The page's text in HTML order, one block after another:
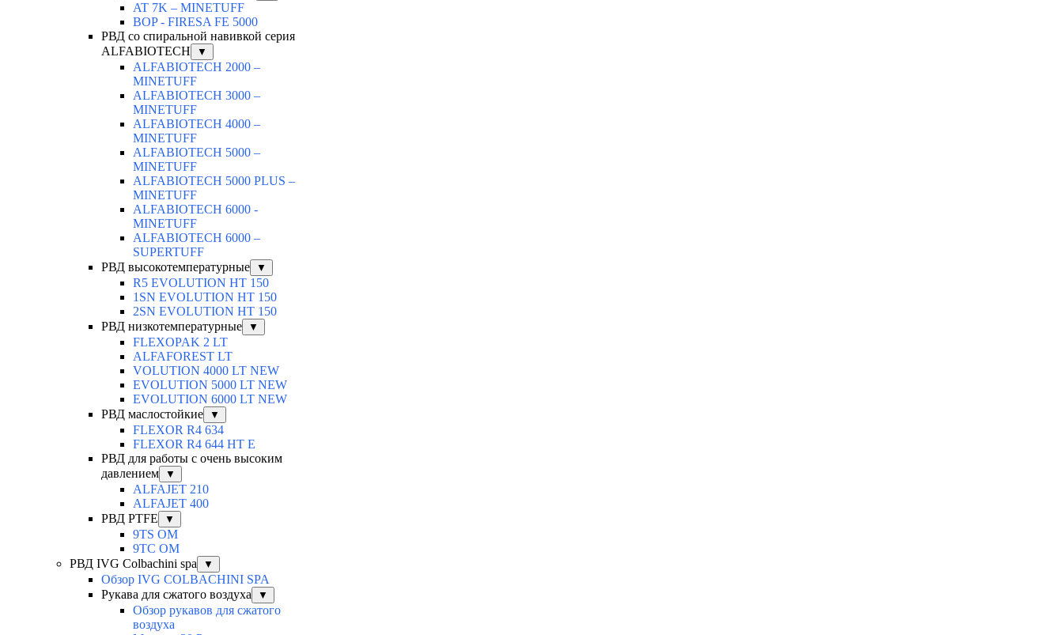
AT 7K – MINETUFF
BOP - FIRESA FE 5000
РВД со спиральной навивкой серия
ALFABIOTECH
▼
ALFABIOTECH 2000 –
MINETUFF
ALFABIOTECH 3000 –
MINETUFF
ALFABIOTECH 4000 –
MINETUFF
ALFABIOTECH 5000 –
MINETUFF
ALFABIOTECH 5000 PLUS –
MINETUFF
ALFABIOTECH 6000 -
MINETUFF
ALFABIOTECH 6000 –
SUPERTUFF
РВД высокотемпературные
▼
R5 EVOLUTION HT 150
1SN EVOLUTION HT 150
2SN EVOLUTION HT 150
РВД низкотемпературные
▼
FLEXOPAK 2 LT
ALFAFOREST LT
VOLUTION 4000 LT NEW
EVOLUTION 5000 LT NEW
EVOLUTION 6000 LT NEW
РВД маслостойкие
▼
FLEXOR R4 634
FLEXOR R4 644 HT E
РВД для работы с очень высоким
давлением
▼
ALFAJET 210
ALFAJET 400
РВД PTFE
▼
9TS OM
9TC OM
РВД IVG Colbachini spa
▼
Обзор IVG COLBACHINI SPA
Рукава для сжатого воздуха
▼
Обзор рукавов для сжатого
воздуха